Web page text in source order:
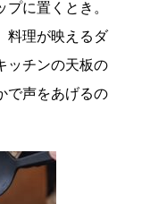
に置くとき。
料理が映えるダ
ッチンの天板の
で声をあげるの